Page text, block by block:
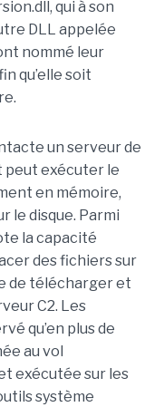
qui à son
DLL appelée
nommé leur
qu’elle soit
un serveur de
peut exécuter le
en mémoire,
le disque. Parmi
la capacité
des fichiers sur
de télécharger et
C2. Les
qu’en plus de
au vol
exécutée sur les
système